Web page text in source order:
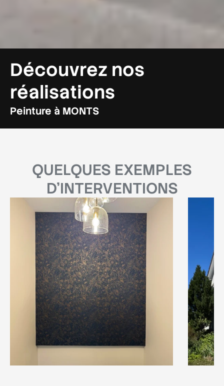
Peinture à MONTS
Découvrez nos
réalisations
QUELQUES EXEMPLES
D'INTERVENTIONS